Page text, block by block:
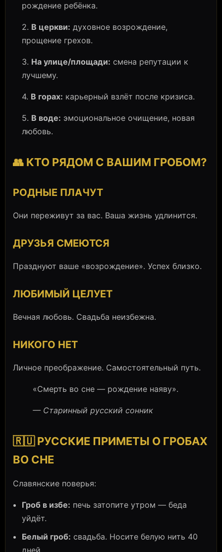
рождение ребёнка.
2. В церкви: духовное возрождение,
прощение грехов.
3. На улице/площади: смена репутации к
лучшему.
4. В горах: карьерный взлёт после кризиса.
5. В воде: эмоциональное очищение, новая
любовь.
👥 КТО РЯДОМ С ВАШИМ ГРОБОМ?
РОДНЫЕ ПЛАЧУТ
Они переживут за вас. Ваша жизнь удлинится.
ДРУЗЬЯ СМЕЮТСЯ
Празднуют ваше «возрождение». Успех близко.
ЛЮБИМЫЙ ЦЕЛУЕТ
Вечная любовь. Свадьба неизбежна.
НИКОГО НЕТ
Личное преображение. Самостоятельный путь.
«Смерть во сне — рождение наяву».
— Старинный русский сонник
🇷🇺 РУССКИЕ ПРИМЕТЫ О ГРОБАХ
ВО СНЕ
Славянские поверья:
Гроб в избе: печь затопите утром — беда
уйдёт.
Белый гроб: свадьба. Носите белую нить 40
дней.